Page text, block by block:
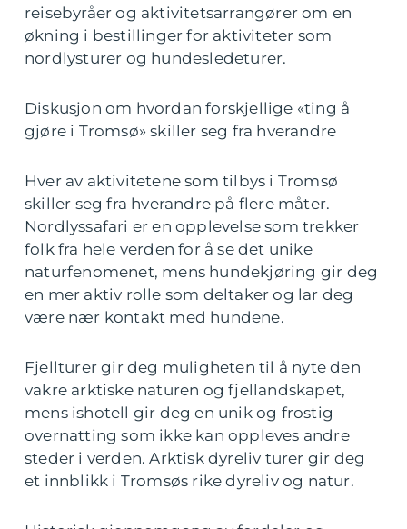
reisebyråer og aktivitetsarrangører om en
økning i bestillinger for aktiviteter som
nordlysturer og hundesledeturer.
Diskusjon om hvordan forskjellige «ting å
gjøre i Tromsø» skiller seg fra hverandre
Hver av aktivitetene som tilbys i Tromsø
skiller seg fra hverandre på flere måter.
Nordlyssafari er en opplevelse som trekker
folk fra hele verden for å se det unike
naturfenomenet, mens hundekjøring gir deg
en mer aktiv rolle som deltaker og lar deg
være nær kontakt med hundene.
Fjellturer gir deg muligheten til å nyte den
vakre arktiske naturen og fjellandskapet,
mens ishotell gir deg en unik og frostig
overnatting som ikke kan oppleves andre
steder i verden. Arktisk dyreliv turer gir deg
et innblikk i Tromsøs rike dyreliv og natur.